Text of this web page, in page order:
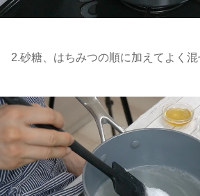
2.砂糖、はちみつの順に加えてよく混